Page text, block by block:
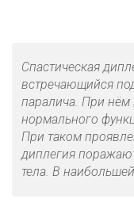
Спастическая
встречающийся
паралича. При нём
нормального
При таком
диплегия
тела. В